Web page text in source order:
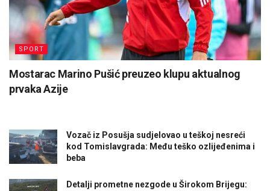
SPORT
Mostarac Marino Pušić preuzeo klupu aktualnog
prvaka Azije
Vozač iz Posušja sudjelovao u teškoj nesreći
kod Tomislavgrada: Među teško ozlijeđenima i
beba
Detalji prometne nezgode u Širokom Brijegu: